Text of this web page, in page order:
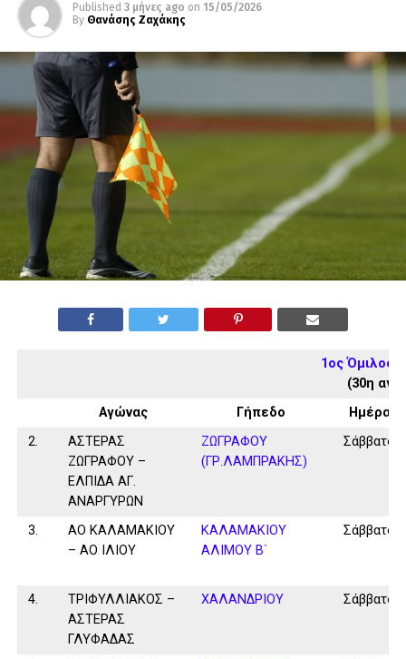
Published 3 μήνες ago on 15/05/2026
By Θανάσης Ζαχάκης
1ος Όμιλος
(30η
Αγώνας
Γήπεδο
Ημέρα
2.
ΑΣΤΕΡΑΣ
ΖΩΓΡΑΦΟΥ –
ΕΛΠΙΔΑ ΑΓ.
ΑΝΑΡΓΥΡΩΝ
ΖΩΓΡΑΦΟΥ
(ΓΡ.ΛΑΜΠΡΑΚΗΣ)
Σάββατο
3.
ΑΟ ΚΑΛΑΜΑΚΙΟΥ
– ΑΟ ΙΛΙΟΥ
ΚΑΛΑΜAKIOY
ΑΛΙΜΟΥ Β΄
Σάββατο
4.
ΤΡΙΦΥΛΛΙΑΚΟΣ –
ΑΣΤΕΡΑΣ
ΓΛΥΦΑΔΑΣ
ΧΑΛΑΝΔΡΙΟΥ Σάββατο